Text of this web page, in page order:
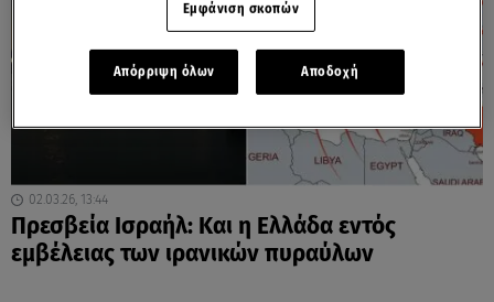
02.03.26, 13:44
Πρεσβεία Ισραήλ: Και η Ελλάδα εντός
εμβέλειας των ιρανικών πυραύλων
Εμφάνιση σκοπών
Απόρριψη όλων Αποδοχή